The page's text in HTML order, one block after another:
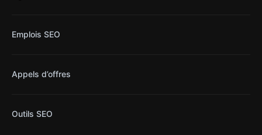
Emplois SEO
Appels d’offres
Outils SEO